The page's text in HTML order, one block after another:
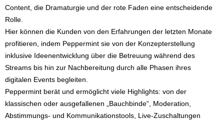
Content, die Dramaturgie und der rote Faden eine entscheidende
Rolle.
Hier können die Kunden von den Erfahrungen der letzten Monate
profitieren, indem Peppermint sie von der Konzepterstellung
inklusive Ideenentwicklung über die Betreuung während des
Streams bis hin zur Nachbereitung durch alle Phasen ihres
digitalen Events begleiten.
Peppermint berät und ermöglicht viele Highlights: von der
klassischen oder ausgefallenen „Bauchbinde“, Moderation,
Abstimmungs- und Kommunikationstools, Live-Zuschaltungen